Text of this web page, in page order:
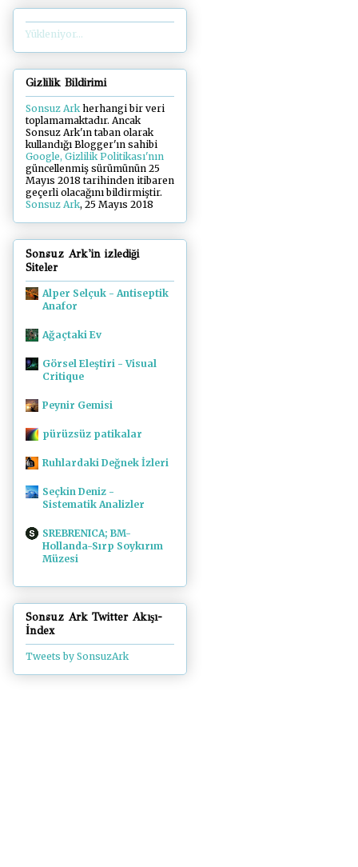
Yükleniyor...
Gizlilik Bildirimi
Sonsuz Arkherhangi bir veri
toplamamaktadır. Ancak
Sonsuz Ark'ın taban olarak
kullandığı Blogger'ın sahibi
Google, Gizlilik Politikası'nın
güncellenmiş sürümünün 25
Mayıs 2018 tarihinden itibaren
geçerli olacağını bildirmiştir.
Sonsuz Ark, 25 Mayıs 2018
Sonsuz Ark'in izlediği
Siteler
Alper Selçuk - Antiseptik
Anafor
Ağaçtaki Ev
Görsel Eleştiri - Visual
Critique
Peynir Gemisi
pürüzsüz patikalar
Ruhlardaki Değnek İzleri
Seçkin Deniz -
Sistematik Analizler
SREBRENICA; BM-
Hollanda-Sırp Soykırım
Müzesi
Sonsuz Ark Twitter Akışı-
İndex
Tweets by SonsuzArk